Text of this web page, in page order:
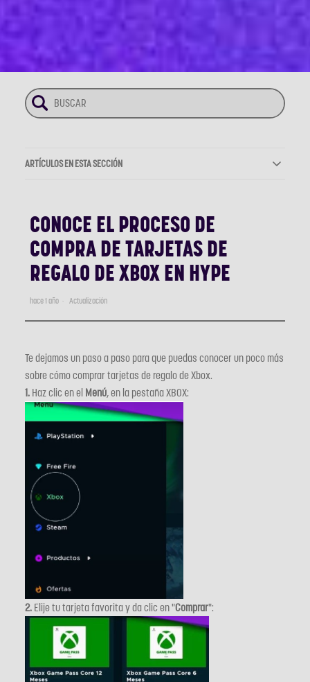
ARTÍCULOS EN ESTA SECCIÓN
CONOCE EL PROCESO DE
COMPRA DE TARJETAS DE
REGALO DE XBOX EN HYPE
hace 1 año Actualización
Te dejamos un paso a paso para que puedas conocer un poco más
sobre cómo comprar tarjetas de regalo de Xbox.
1.Haz clic en el Menú, en la pestaña XBOX:
2.Elije tu tarjeta favorita y da clic en "Comprar":